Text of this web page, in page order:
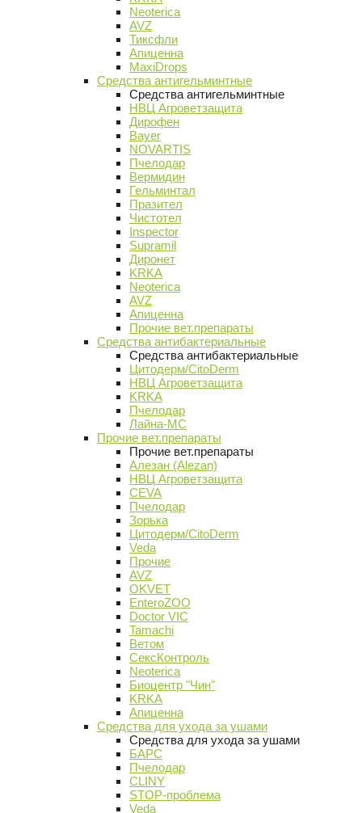
Neoterica
AVZ
Тиксфли
Апиценна
MaxiDrops
Средства антигельминтные
Средства антигельминтные
НВЦ Агроветзащита
Дирофен
Bayer
NOVARTIS
Пчелодар
Вермидин
Гельминтал
Празител
Чистотел
Inspector
Supramil
Диронет
KRKA
Neoterica
AVZ
Апиценна
Прочие вет.препараты
Средства антибактериальные
Средства антибактериальные
Цитодерм/CitoDerm
НВЦ Агроветзащита
KRKA
Пчелодар
Лайна-МС
Прочие вет.препараты
Прочие вет.препараты
Алезан (Alezan)
НВЦ Агроветзащита
CEVA
Пчелодар
Зорька
Цитодерм/CitoDerm
Veda
Прочие
AVZ
OKVET
EnteroZOO
Doctor VIC
Tamachi
Ветом
СексКонтроль
Neoterica
Биоцентр "Чин"
KRKA
Апиценна
Средства для ухода за ушами
Средства для ухода за ушами
БАРС
Пчелодар
CLINY
STOP-проблема
Veda